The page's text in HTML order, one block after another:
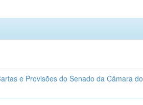
e Provisões do Senado da Câmara do